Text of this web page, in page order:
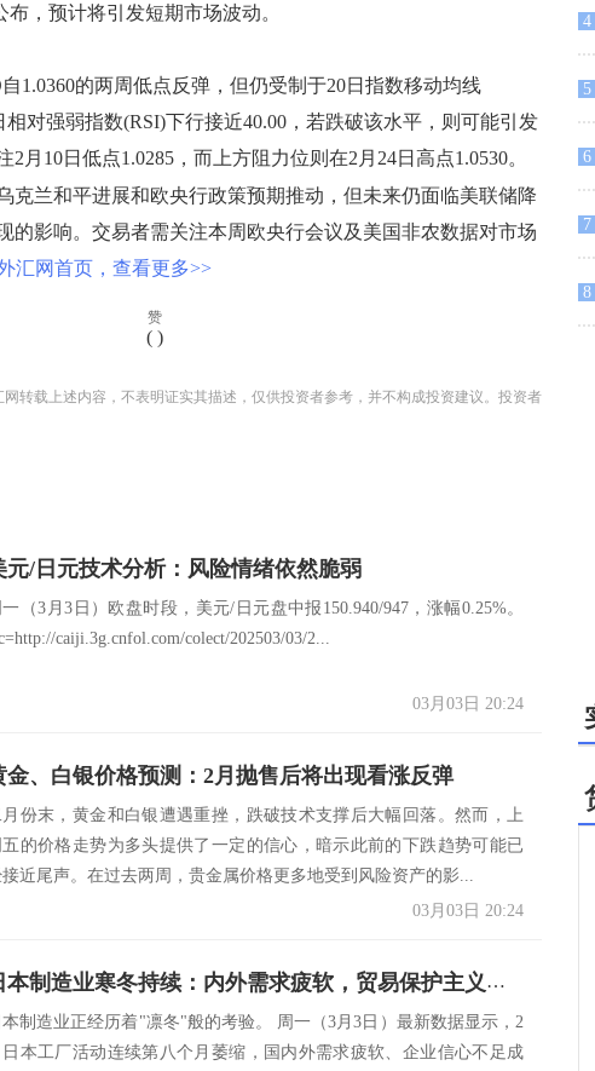
，预计将引发短期市场波动。
的两周低点反弹，但仍受制于20日指数移动均线
对强弱指数(RSI)下行接近40.00，若跌破该水平，则可能引发
月10日低点1.0285，而上方阻力位则在2月24日高点1.0530。
兰和平进展和欧央行政策预期推动，但未来仍面临美联储降
的影响。交易者需关注本周欧央行会议及美国非农数据对市场
汇网首页，查看更多>>
赞
( )
转载上述内容，不表明证实其描述，仅供投资者参考，并不构成投资建议。投资者
元/日元技术分析：风险情绪依然脆弱
一（3月3日）欧盘时段，美元/日元盘中报150.940/947，涨幅0.25%。
caiji.3g.cnfol.com/colect/202503/03/2...
03月03日 20:24
金、白银价格预测：2月抛售后将出现看涨反弹
份末，黄金和白银遭遇重挫，跌破技术支撑后大幅回落。然而，上
五的价格走势为多头提供了一定的信心，暗示此前的下跌趋势可能已
近尾声。在过去两周，贵金属价格更多地受到风险资产的影...
03月03日 20:24
日本制造业寒冬持续：内外需求疲软，贸易保护主义阴影笼罩
本制造业正经历着"凛冬"般的考验。 周一（3月3日）最新数据显示，2
日本工厂活动连续第八个月萎缩，国内外需求疲软、企业信心不足成
4
5
6
7
8